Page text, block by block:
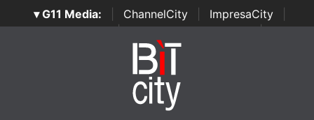
▾ G11 Media: ChannelCity ImpresaCity
SecurityOpenLab | Italian Channel Awards | Italian
Italian Security Awards